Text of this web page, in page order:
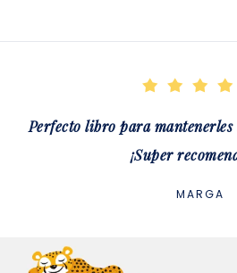
Perfecto libro para mantenerles
¡Super
MARGA